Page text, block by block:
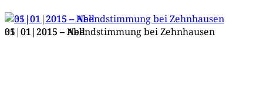
05|01|2015 – Abend­stim­mung bei Zehnhausen
31|01|2015 – Nell